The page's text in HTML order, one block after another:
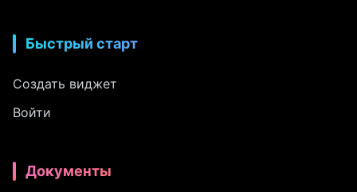
Быстрый старт
Создать виджет
Войти
Документы